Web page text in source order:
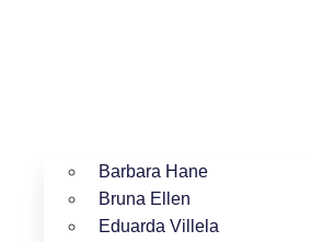
Barbara Hane
Bruna Ellen
Eduarda Villela